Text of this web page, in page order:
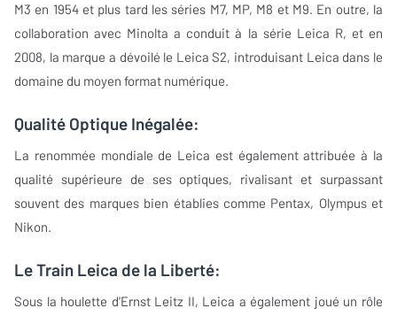
M3 en 1954 et plus tard les séries M7, MP, M8 et M9. En outre, la
collaboration avec Minolta a conduit à la série Leica R, et en
2008, la marque a dévoilé le Leica S2, introduisant Leica dans le
domaine du moyen format numérique.
Qualité Optique Inégalée:
La renommée mondiale de Leica est également attribuée à la
qualité supérieure de ses optiques, rivalisant et surpassant
souvent des marques bien établies comme Pentax, Olympus et
Nikon.
Le Train Leica de la Liberté:
Sous la houlette d'Ernst Leitz II, Leica a également joué un rôle